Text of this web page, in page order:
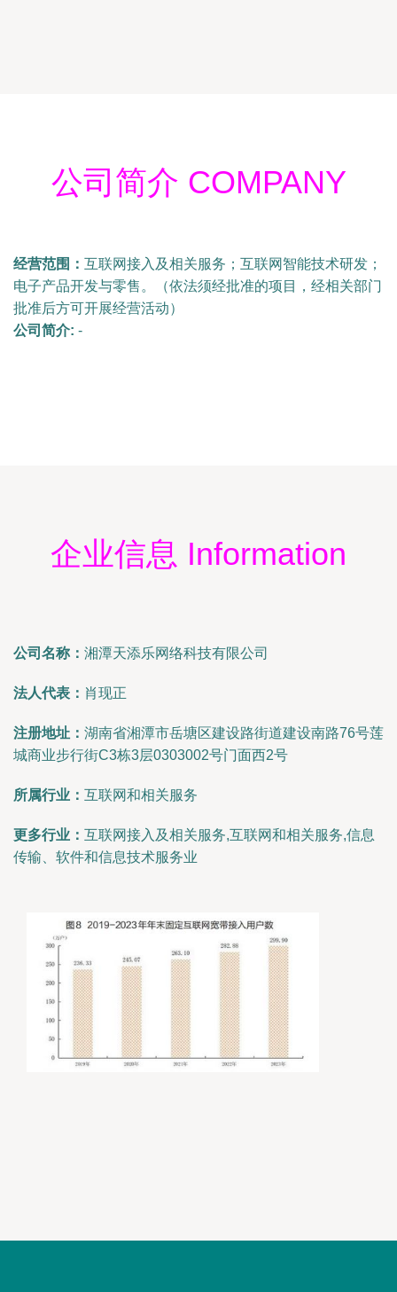
公司简介 COMPANY
经营范围： 互联网接入及相关服务；互联网智能技术研发；
电子产品开发与零售。（依法须经批准的项目，经相关部门
批准后方可开展经营活动）
公司简介: -
企业信息 Information
公司名称： 湘潭天添乐网络科技有限公司
法人代表： 肖现正
注册地址： 湖南省湘潭市岳塘区建设路街道建设南路76号莲
城商业步行街C3栋3层0303002号门面西2号
所属行业： 互联网和相关服务
更多行业： 互联网接入及相关服务,互联网和相关服务,信息
传输、软件和信息技术服务业